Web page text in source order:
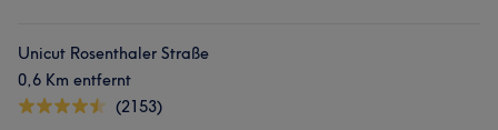
Unicut Rosenthaler Straße
0,6 Km entfernt
(2153)